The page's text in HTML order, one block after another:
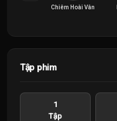
Chiêm Hoài Vân
Tập phim
1
Tập